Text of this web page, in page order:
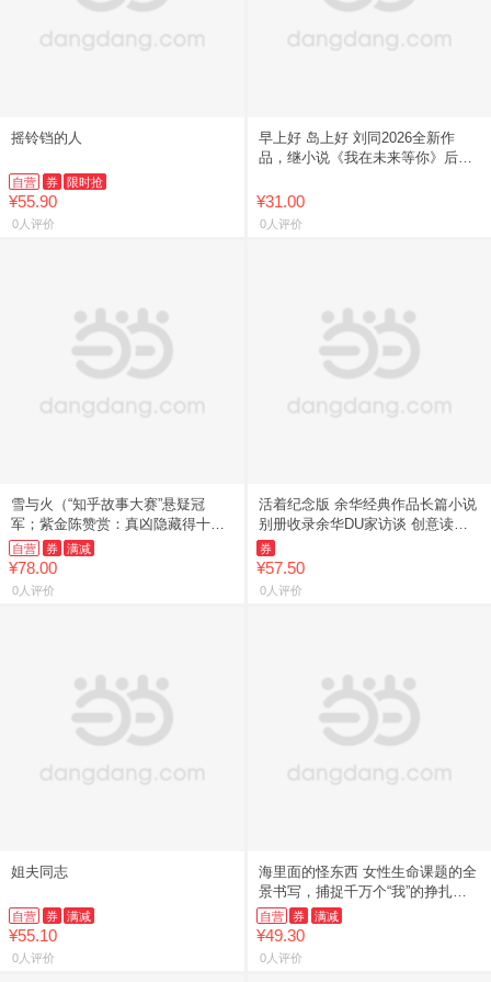
摇铃铛的人
自营 券 限时抢
¥55.90
0人评价
早上好 岛上好 刘同2026全新作
品，继小说《我在未来等你》后时
¥31.00
0人评价
雪与火（“知乎故事大赛”悬疑冠
军；紫金陈赞赏：真凶隐藏得十分
到位！嘘，雪好干净，能盖住所有
秘密）
自营 券 满减
¥78.00
0人评价
活着纪念版 余华经典作品长篇小说
别册收录余华DU家访谈 创意读者
互动内容 中国现当代文学 讲述普
通人在苦难岁月里坚韧求
券
¥57.50
0人评价
姐夫同志
自营 券 满减
¥55.10
0人评价
海里面的怪东西 女性生命课题的全
景书写，捕捉千万个“我”的挣扎与
觉醒
自营 券 满减
¥49.30
0人评价